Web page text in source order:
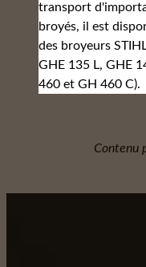
transport
broyés, il est
des broyeurs
GHE 135 L, GHE
460 et GH 460 C).
Contenu